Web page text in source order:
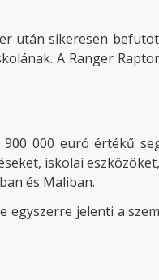
után sikeresen
A Ranger
900 000 euró értékű
iskolai
és Maliban.
egyszerre jelenti a